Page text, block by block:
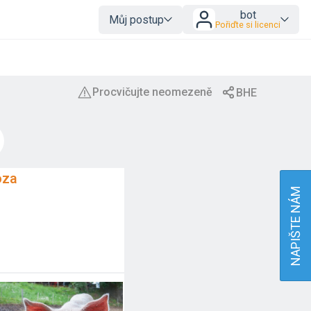
Můj postup bot
Pořiďte si licenci
NAPIŠTE NÁM